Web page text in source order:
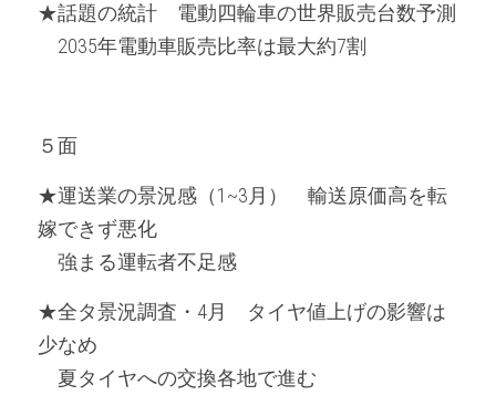
★話題の統計　電動四輪車の世界販売台数予測
2035年電動車販売比率は最大約7割
５面
★運送業の景況感（1~3月）　輸送原価高を転
嫁できず悪化
強まる運転者不足感
★全タ景況調査・4月　タイヤ値上げの影響は
少なめ
夏タイヤへの交換各地で進む